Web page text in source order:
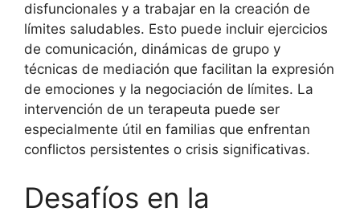
disfuncionales y a trabajar en la creación de
límites saludables. Esto puede incluir ejercicios
de comunicación, dinámicas de grupo y
técnicas de mediación que facilitan la expresión
de emociones y la negociación de límites. La
intervención de un terapeuta puede ser
especialmente útil en familias que enfrentan
conflictos persistentes o crisis significativas.
Desafíos en la